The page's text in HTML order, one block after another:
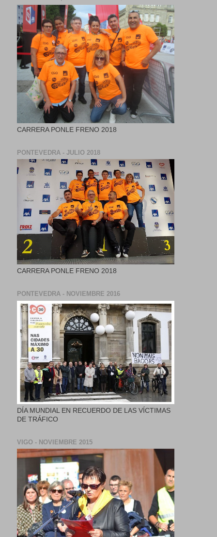
CARRERA PONLE FRENO 2018
PONTEVEDRA - JULIO 2018
CARRERA PONLE FRENO 2018
PONTEVEDRA - NOVIEMBRE 2016
DÍA MUNDIAL EN RECUERDO DE LAS VÍCTIMAS
DE TRÁFICO
VIGO - NOVIEMBRE 2015